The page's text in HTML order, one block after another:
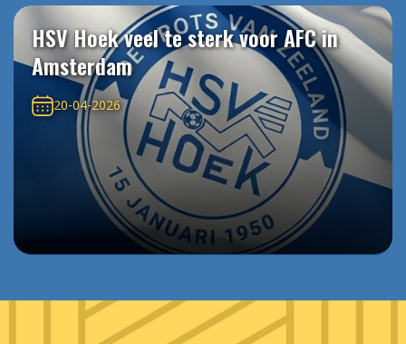
HSV Hoek veel te sterk voor AFC in
Amsterdam
20-04-2026